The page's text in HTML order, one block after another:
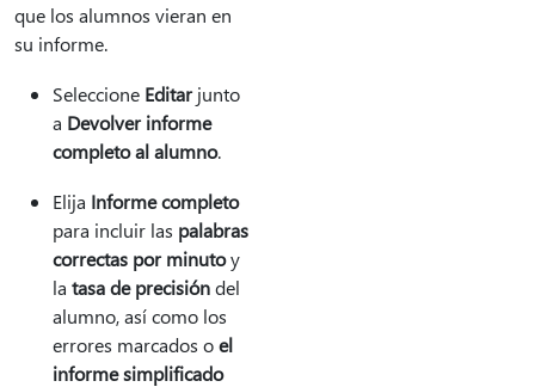
que los alumnos vieran en
su informe.
Seleccione Editarjunto
a Devolver informe
completo al alumno.
Elija Informe completo
para incluir las palabras
correctas por minutoy
la tasa de precisióndel
alumno, así como los
errores marcados oel
informe simplificado